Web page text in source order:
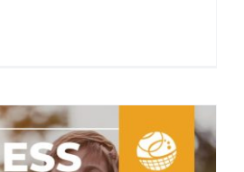
mejorar el rendimiento
deportivo